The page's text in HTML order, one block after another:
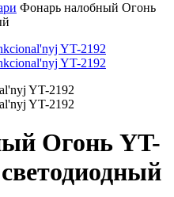
Фонарь налобный Огонь
Огонь YT-